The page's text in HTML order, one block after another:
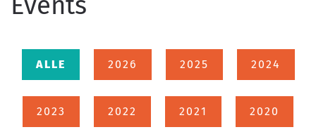
ALLE 2026 2025 2024
2023 2022 2021 2020